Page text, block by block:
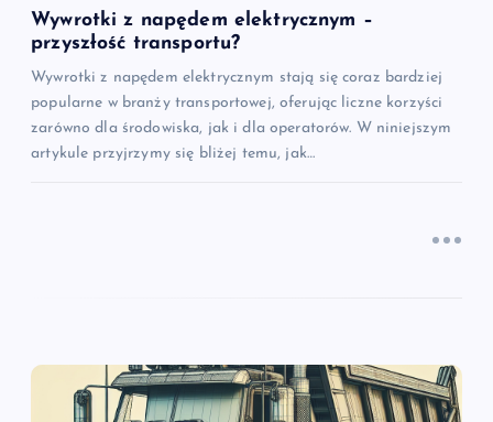
s
u
Wywrotki z napędem elektrycznym –
przyszłość transportu?
Wywrotki z napędem elektrycznym stają się coraz bardziej
popularne w branży transportowej, oferując liczne korzyści
zarówno dla środowiska, jak i dla operatorów. W niniejszym
artykule przyjrzymy się bliżej temu, jak…